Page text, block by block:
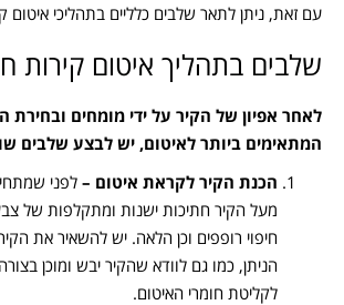
עם זאת, ניתן לתאר שלבים כלליים בתהליכי איטום
שלבים בתהליך איטום קירות
לאחר אפיון של הקיר על ידי מומחים ובחירת
המתאימים ביותר לאיטום, יש לבצע שלבים
הכנת הקיר לקראת איטום – לפני
מעל הקיר חתיכות ישנות ומתקלפות של
חיפוי רופפים וכן הלאה. יש להשאיר את
הניתן, כמו גם לוודא שהקיר יבש ומוכן
לקליטת חומרי האיטום.